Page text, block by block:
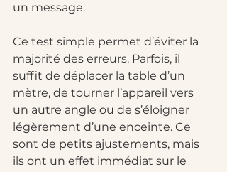
un message.
Ce test simple permet d’éviter la
majorité des erreurs. Parfois, il
suffit de déplacer la table d’un
mètre, de tourner l’appareil vers
un autre angle ou de s’éloigner
légèrement d’une enceinte. Ce
sont de petits ajustements, mais
ils ont un effet immédiat sur le